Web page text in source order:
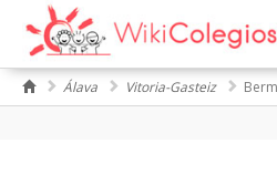
Álava Vitoria-Gasteiz